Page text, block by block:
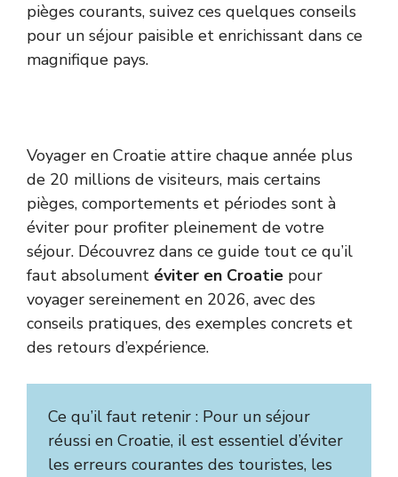
pièges courants, suivez ces quelques conseils
pour un séjour paisible et enrichissant dans ce
magnifique pays.
Voyager en Croatie attire chaque année plus
de 20 millions de visiteurs, mais certains
pièges, comportements et périodes sont à
éviter pour profiter pleinement de votre
séjour. Découvrez dans ce guide tout ce qu’il
faut absolument éviter en Croatie pour
voyager sereinement en 2026, avec des
conseils pratiques, des exemples concrets et
des retours d’expérience.
Ce qu’il faut retenir : Pour un séjour
réussi en Croatie, il est essentiel d’éviter
les erreurs courantes des touristes, les